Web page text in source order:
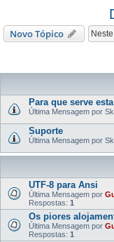
Novo Tópico
Para que serve
Última Mensagem por
Suporte
Última Mensagem por
UTF-8 para Ansi
Última Mensagem por
Respostas: 1
Os piores
Última Mensagem por
Respostas: 1